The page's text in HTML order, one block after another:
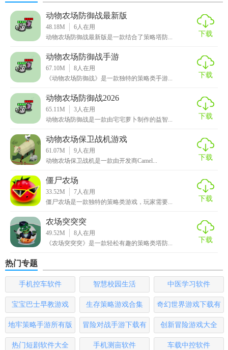
【动物农场防御战攻略】
接手没有任何管理者的牧场开始进行牧场经营的工作
只要点击按钮呼唤羊只，让羊只从小屋移动到他处就能取得
硬币
只要呼唤出更多的羊只，就可以更快更轻松地取得硬币
而且只要开拓容纳新动物的牧场，就能够自动收集硬币
除了收益增加、减少所需硬币外，外观也可以变得更加豪华
【动物农场防御战试玩体验】
游戏在操作方面也很简单，任何操作都可以用手指完成，操
作难度不大。
游戏界面可爱卡通，清爽的画面质量，给玩家产生大量的感
受。
游戏中玩家能够开展各个方面的感受，栽种玩法更具备挑战
性。
动物农场防御战最新版
48.18M 6 人在用
动物农场防御战最新版是一款结合了策略塔防...
下载
动物农场防御战手游
67.10M 8 人在用
《动物农场防御战》是一款独特的策略类手游...
下载
动物农场防御战2026
65.11M 3 人在用
动物农场防御战是一款由宅宅萝卜制作的益智...
下载
动物农场保卫战机游戏
61.07M 9 人在用
动物农场保卫战机是一款由开发商Camel...
下载
僵尸农场
33.52M 7 人在用
僵尸农场是一款独特的策略类游戏，玩家需要...
下载
农场突突突
49.52M 8 人在用
《农场突突突》是一款轻松有趣的策略类塔防...
下载
热门专题
手机控车软件 智慧校园生活 中医学习软件
宝宝巴士早教游戏 生存策略游戏合集
奇幻世界游戏下载有
哪些
地牢策略手游所有版
本
冒险对战手游下载有
哪些
创新冒险游戏大全
热门短剧软件大全 手机测亩软件 车载中控软件